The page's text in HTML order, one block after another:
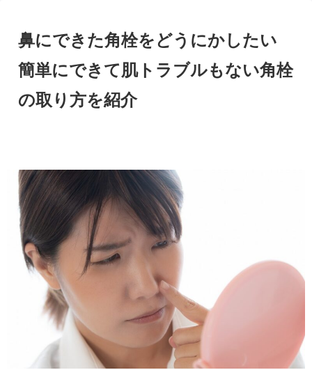
鼻にできた角栓をどうにかしたい
簡単にできて肌トラブルもない角栓
の取り方を紹介